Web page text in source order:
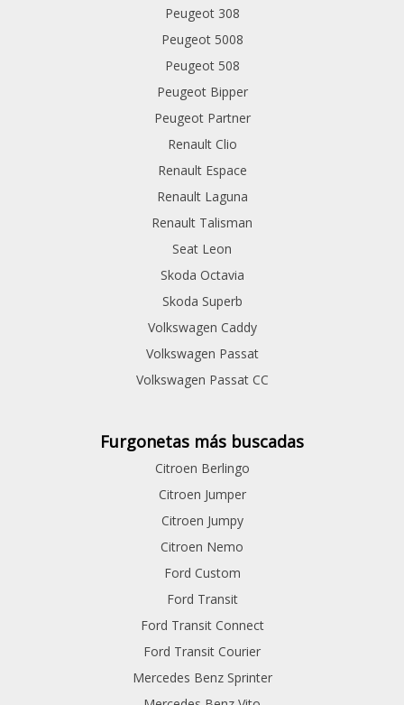
Peugeot 308
Peugeot 5008
Peugeot 508
Peugeot Bipper
Peugeot Partner
Renault Clio
Renault Espace
Renault Laguna
Renault Talisman
Seat Leon
Skoda Octavia
Skoda Superb
Volkswagen Caddy
Volkswagen Passat
Volkswagen Passat CC
Furgonetas más buscadas
Citroen Berlingo
Citroen Jumper
Citroen Jumpy
Citroen Nemo
Ford Custom
Ford Transit
Ford Transit Connect
Ford Transit Courier
Mercedes Benz Sprinter